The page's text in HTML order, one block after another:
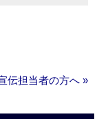
伝担当者の方へ »